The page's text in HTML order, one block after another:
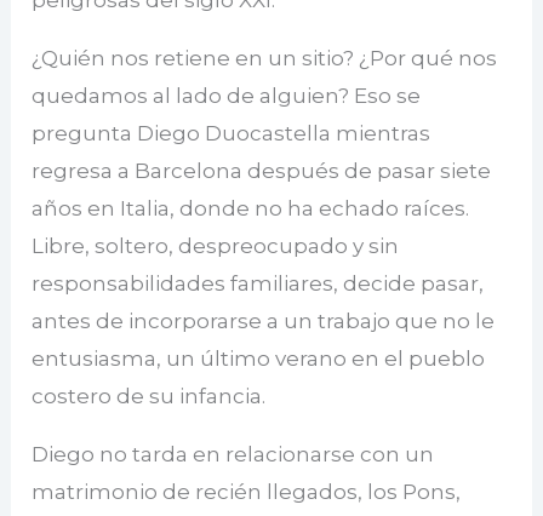
¿Quién nos retiene en un sitio? ¿Por qué nos
quedamos al lado de alguien? Eso se
pregunta Diego Duocastella mientras
regresa a Barcelona después de pasar siete
años en Italia, donde no ha echado raíces.
Libre, soltero, despreocupado y sin
responsabilidades familiares, decide pasar,
antes de incorporarse a un trabajo que no le
entusiasma, un último verano en el pueblo
costero de su infancia.
Diego no tarda en relacionarse con un
matrimonio de recién llegados, los Pons,